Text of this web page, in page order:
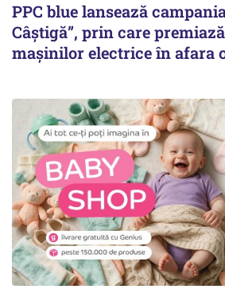
PPC blue lansează
Câștigă”, prin care
mașinilor electrice în afara